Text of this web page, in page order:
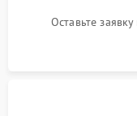
Оставьте